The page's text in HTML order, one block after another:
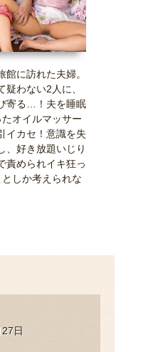
に訪れた夫婦。
わない2人に、
寄る…！夫を睡眠
オイルマッサー
イカセ！意識を失
、好き放題いじり
責められイキ狂っ
しか考えられな
日